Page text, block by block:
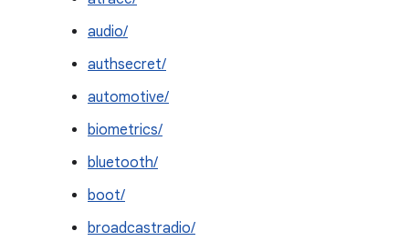
audio/
authsecret/
automotive/
biometrics/
bluetooth/
boot/
broadcastradio/